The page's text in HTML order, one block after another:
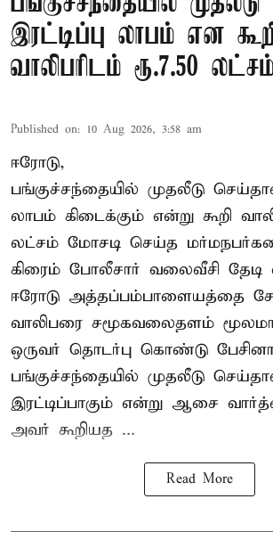
இரட்டிப்பு லாபம் என
வாலிபரிடம் ரூ.7.50
Published on: 10 Aug 2026, 3:58 am
ஈரோடு,
பங்குச்சந்தையில் முதலீடு
லாபம் கிடைக்கும் என்று கூறி
லட்சம் மோசடி செய்த
கிரைம் போலீசார் வலைவீசி தேடி
ஈரோடு அத்தப்பம்பாளையத்தை
வாலிபரை சமூகவலைதளம்
ஒருவர் தொடர்பு கொண்டு
பங்குச்சந்தையில் முதலீடு
இரட்டிப்பாகும் என்று ஆசை
அவர் கூறியத ...
Read More